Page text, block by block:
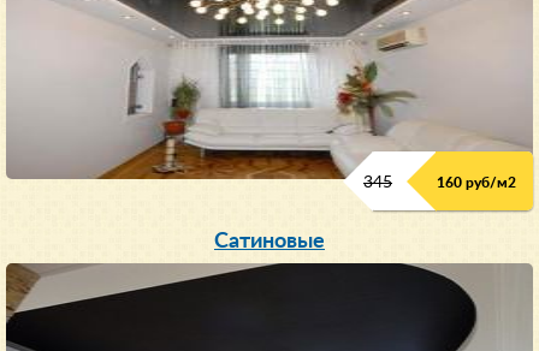
345 160 руб/м2
Сатиновые